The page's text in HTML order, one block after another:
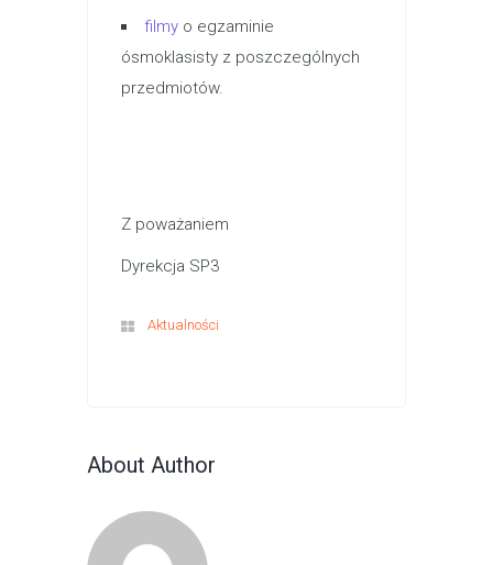
filmy o egzaminie
ósmoklasisty z poszczególnych
przedmiotów.
Z poważaniem
Dyrekcja SP3
Aktualności
About Author